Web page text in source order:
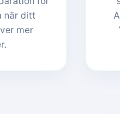
när ditt
mer